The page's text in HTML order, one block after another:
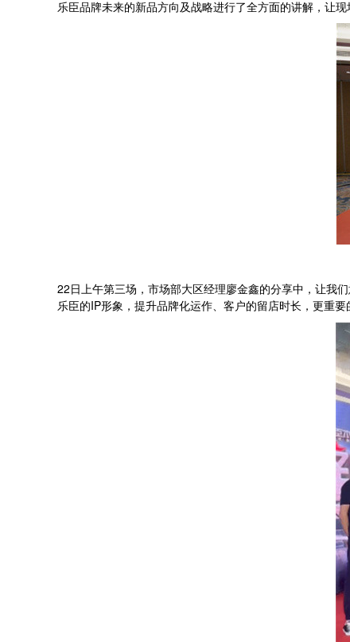
乐臣品牌未来的新品方向及战略进行了全方面的讲解，让
22日上午第三场，市场部大区经理廖金鑫的分享中，让我
乐臣的IP形象，提升品牌化运作、客户的留店时长，更重要